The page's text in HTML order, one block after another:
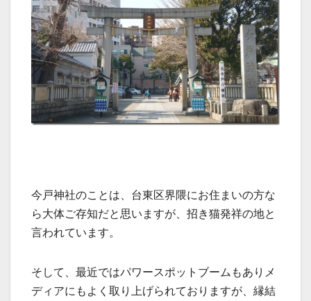
今戸神社のことは、台東区界隈にお住まいの方な
ら大体ご存知だと思いますが、招き猫発祥の地と
言われています。
そして、最近ではパワースポットブームもありメ
ディアにもよく取り上げられておりますが、縁結